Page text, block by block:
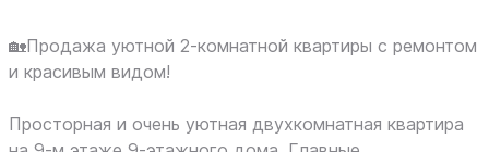
🏡Продажа уютной 2-комнатной квартиры с ремонтом
и красивым видом!
Просторная и очень уютная двухкомнатная квартира